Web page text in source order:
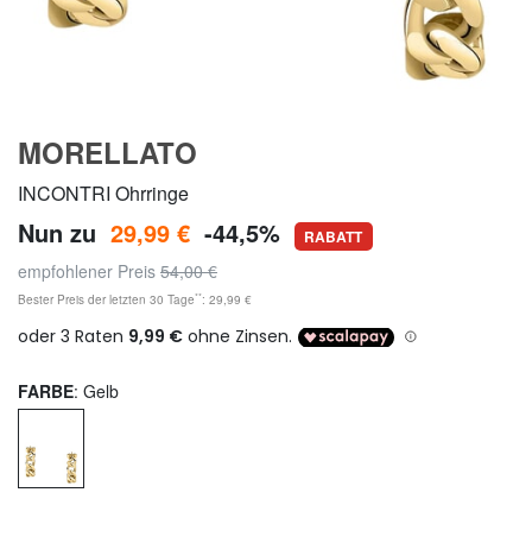
MORELLATO
INCONTRI Ohrringe
Nun zu 29,99 € -44,5% RABATT
empfohlener Preis 54,00 €
Bester Preis der letzten 30 Tage**: 29,99 €
FARBE: Gelb